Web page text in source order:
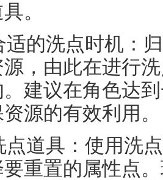
。
适的洗点时机：
，由此在进行
建议在角色达
源的有效利用。
点道具：使用洗
重置的属性点